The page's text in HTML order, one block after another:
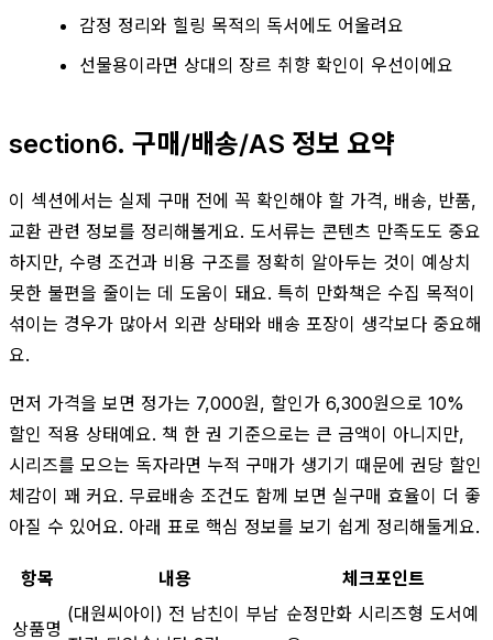
감정 정리와 힐링 목적의 독서에도 어울려요
선물용이라면 상대의 장르 취향 확인이 우선이에요
section6. 구매/배송/AS 정보 요약
이 섹션에서는 실제 구매 전에 꼭 확인해야 할 가격, 배송, 반품,
교환 관련 정보를 정리해볼게요. 도서류는 콘텐츠 만족도도 중요
하지만, 수령 조건과 비용 구조를 정확히 알아두는 것이 예상치
못한 불편을 줄이는 데 도움이 돼요. 특히 만화책은 수집 목적이
섞이는 경우가 많아서 외관 상태와 배송 포장이 생각보다 중요해
요.
먼저 가격을 보면 정가는 7,000원, 할인가 6,300원으로 10%
할인 적용 상태예요. 책 한 권 기준으로는 큰 금액이 아니지만,
시리즈를 모으는 독자라면 누적 구매가 생기기 때문에 권당 할인
체감이 꽤 커요. 무료배송 조건도 함께 보면 실구매 효율이 더 좋
아질 수 있어요. 아래 표로 핵심 정보를 보기 쉽게 정리해둘게요.
항목 내용 체크포인트
상품명
(대원씨아이) 전 남친이 부남 순정만화 시리즈형 도서예